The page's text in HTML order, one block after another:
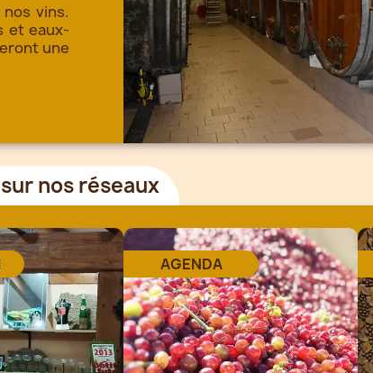
vins.
et eaux-
une
nos réseaux
AGENDA